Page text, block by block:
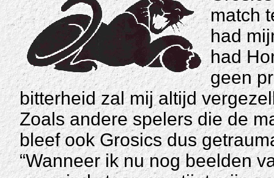
match
had
had
geen
bitterheid zal mij altijd
Zoals andere spelers die de
bleef ook Grosics dus
“Wanneer ik nu nog beelden